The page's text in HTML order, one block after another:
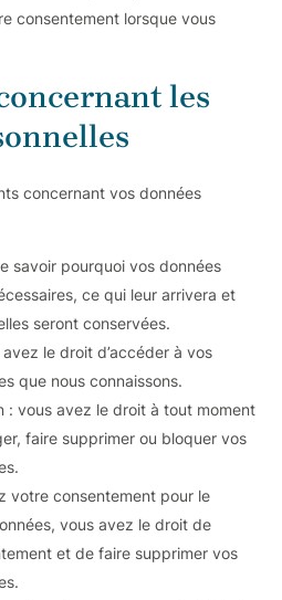
consentement lorsque vous
les
concernant vos données
savoir pourquoi vos données
ce qui leur arrivera et
seront conservées.
le droit d’accéder à vos
que nous connaissons.
: vous avez le droit à tout moment
faire supprimer ou bloquer vos
votre consentement pour le
vous avez le droit de
et de faire supprimer vos